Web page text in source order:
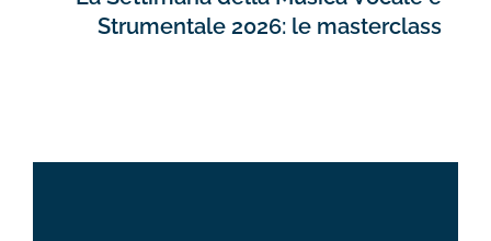
Strumentale 2026: le masterclass